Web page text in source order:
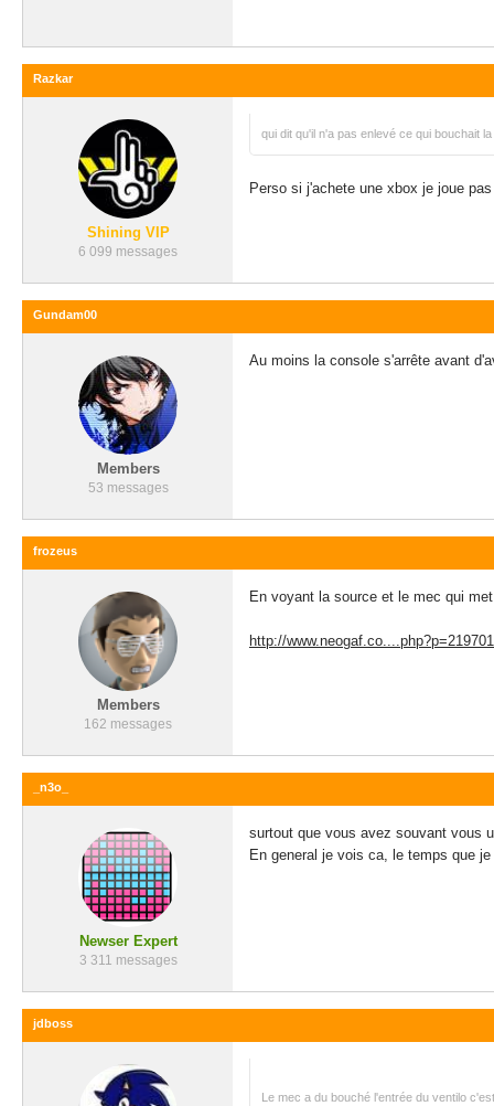
Razkar
Shining VIP
6 099 messages
qui dit qu'il n'a pas enlevé ce qui bouchait
Perso si j'achete une xbox je joue
Gundam00
Members
53 messages
Au moins la console s'arrête avant
frozeus
Members
162 messages
En voyant la source et le mec qui
http://
_n3o_
Newser Expert
3 311 messages
surtout que vous avez souvant vous
En general je vois ca, le temps que
jdboss
Le mec a du bouché l'entrée du ventilo